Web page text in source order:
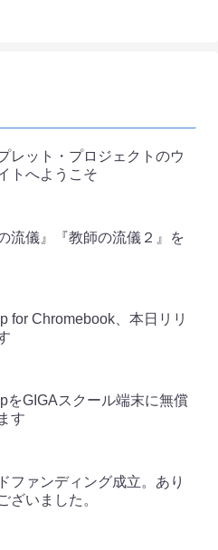
レット・プロジェクトのウ
トへようこそ
流儀』『教師の流儀２』を
for Chromebook、本日リリ
をGIGAスクール端末に無償
す
ファンディング成立。あり
ざいました。